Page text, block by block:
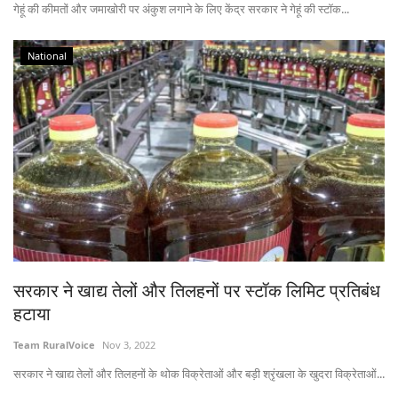
गेहूं की कीमतों और जमाखोरी पर अंकुश लगाने के लिए केंद्र सरकार ने गेहूं की स्टॉक...
National
सरकार ने खाद्य तेलों और तिलहनों पर स्टॉक लिमिट प्रतिबंध
हटाया
Team RuralVoice Nov 3, 2022
सरकार ने खाद्य तेलों और तिलहनों के थोक विक्रेताओं और बड़ी श्रृंखला के खुदरा विक्रेताओं...